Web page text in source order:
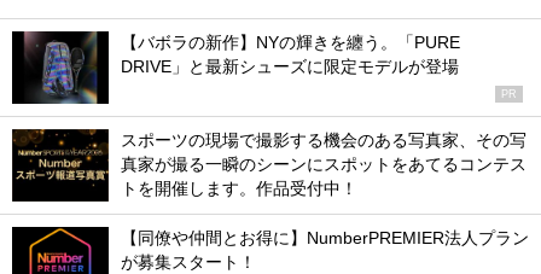
【バボラの新作】NYの輝きを纏う。「PURE
DRIVE」と最新シューズに限定モデルが登場
PR
スポーツの現場で撮影する機会のある写真家、その写
真家が撮る一瞬のシーンにスポットをあてるコンテス
トを開催します。作品受付中！
【同僚や仲間とお得に】NumberPREMIER法人プラン
が募集スタート！